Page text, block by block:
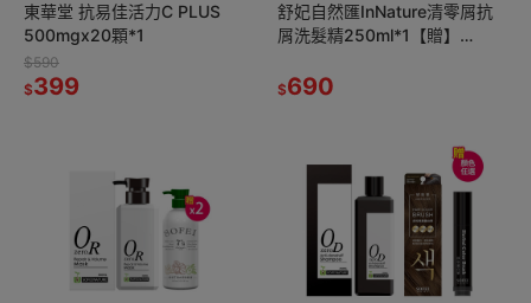
東華堂 抗易佳活力C PLUS
500mgx20顆*1
$590
$399
舒妃自然匯InNature清零屑抗
屑洗髮精250ml*1【贈】
25g*1
$690